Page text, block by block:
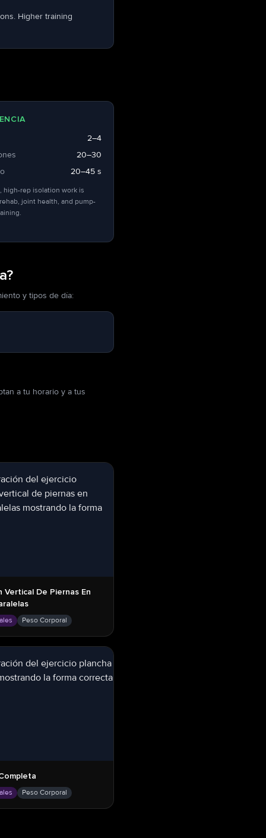
Higher training
2–4
20–30
20–45 s
high-rep isolation work is
joint health, and pump-
y tipos de día:
a tu horario y a tus
Vertical De Piernas En
Peso Corporal
Peso Corporal